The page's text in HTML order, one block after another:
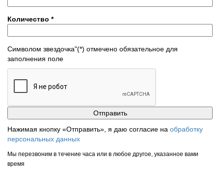
Количество *
Символом звездочка"(*) отмечено обязательное для
заполнения поле
Нажимая кнопку «Отправить», я даю согласие на обработку
персональных данных
Мы перезвоним в течение часа или в любое другое, указанное вами
время